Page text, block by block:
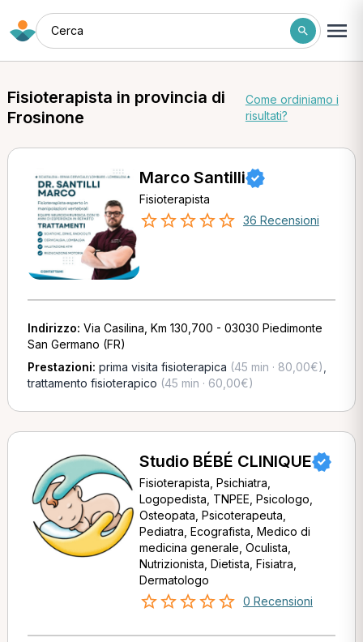
Cerca
Fisioterapista in provincia di
Frosinone
Come ordiniamo i
risultati?
Marco Santilli
Fisioterapista
36 Recensioni
Indirizzo: Via Casilina, Km 130,700 - 03030 Piedimonte
San Germano (FR)
Prestazioni: prima visita fisioterapica (45 min · 80,00€)
trattamento fisioterapico (45 min · 60,00€)
Studio BÉBÉ CLINIQUE
Fisioterapista, Psichiatra,
Logopedista, TNPEE, Psicologo,
Osteopata, Psicoterapeuta,
Pediatra, Ecografista, Medico di
medicina generale, Oculista,
Nutrizionista, Dietista, Fisiatra,
Dermatologo
0 Recensioni